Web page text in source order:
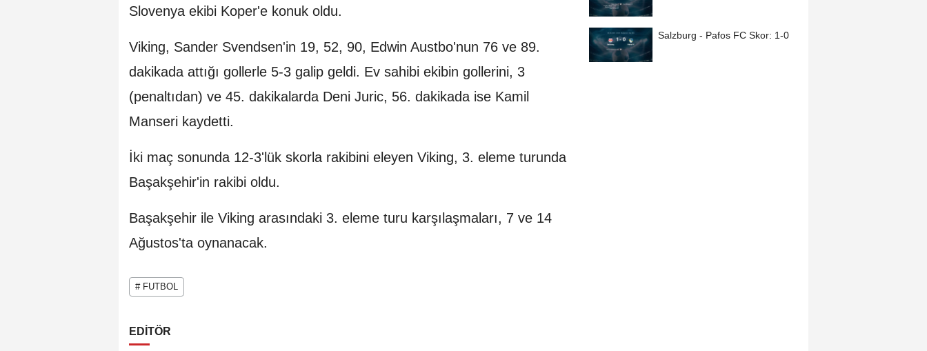
Slovenya ekibi Koper'e konuk oldu.
Viking, Sander Svendsen'in 19, 52, 90, Edwin Austbo'nun 76 ve 89.
dakikada attığı gollerle 5-3 galip geldi. Ev sahibi ekibin gollerini, 3
(penaltıdan) ve 45. dakikalarda Deni Juric, 56. dakikada ise Kamil
Manseri kaydetti.
İki maç sonunda 12-3'lük skorla rakibini eleyen Viking, 3. eleme turunda
Başakşehir'in rakibi oldu.
Başakşehir ile Viking arasındaki 3. eleme turu karşılaşmaları, 7 ve 14
Ağustos'ta oynanacak.
# FUTBOL
EDİTÖR
Salzburg - Pafos FC Skor: 1-0